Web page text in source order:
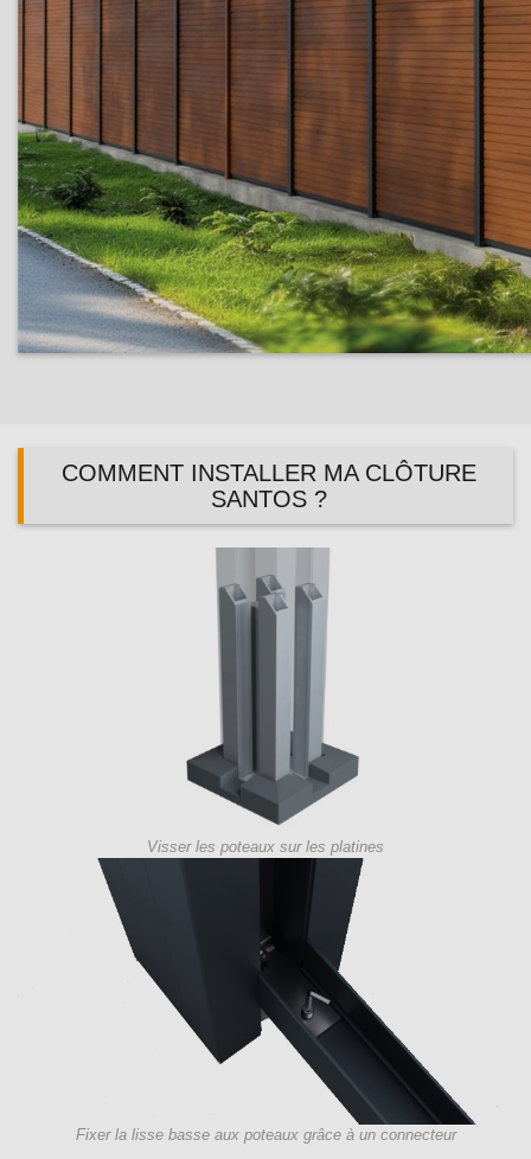
COMMENT INSTALLER MA CLÔTURE
SANTOS ?
Visser les poteaux sur les platines
Fixer la lisse basse aux poteaux grâce à un connecteur